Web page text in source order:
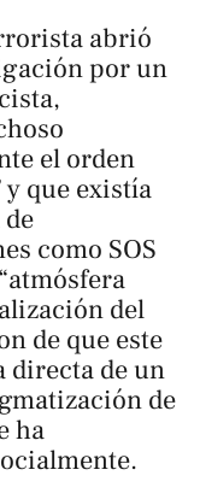
abrió
por un
el orden
que existía
como SOS
del
de que este
directa de un
de
ha